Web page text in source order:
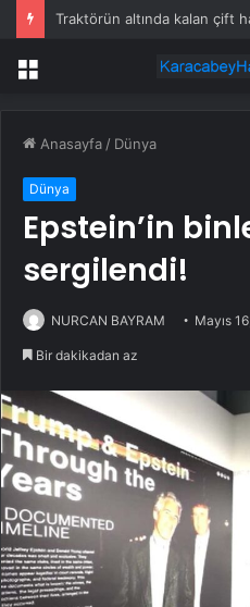
Traktörün altında kalan çift
Menü
Anasayfa / Dünya
Dünya
Epstein’in
sergilendi!
NURCAN BAYRAM Mayıs
Bir dakikadan az